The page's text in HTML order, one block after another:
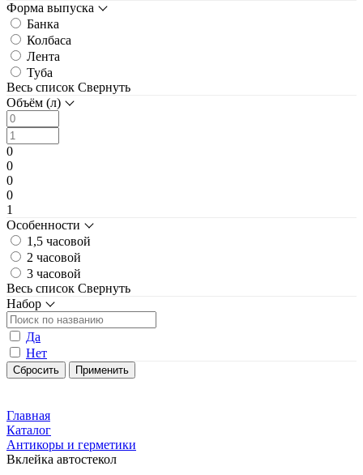
Форма выпуска
Банка
Колбаса
Лента
Туба
Весь список Свернуть
Объём (л)
0
0
0
0
1
Особенности
1,5 часовой
2 часовой
3 часовой
Весь список Свернуть
Набор
Да
Нет
Главная
Каталог
Антикоры и герметики
Вклейка автостекол